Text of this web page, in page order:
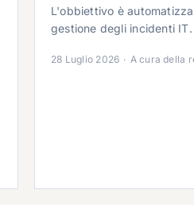
L'obbiettivo è
gestione degli incidenti IT.
28 Luglio 2026 · A cura della